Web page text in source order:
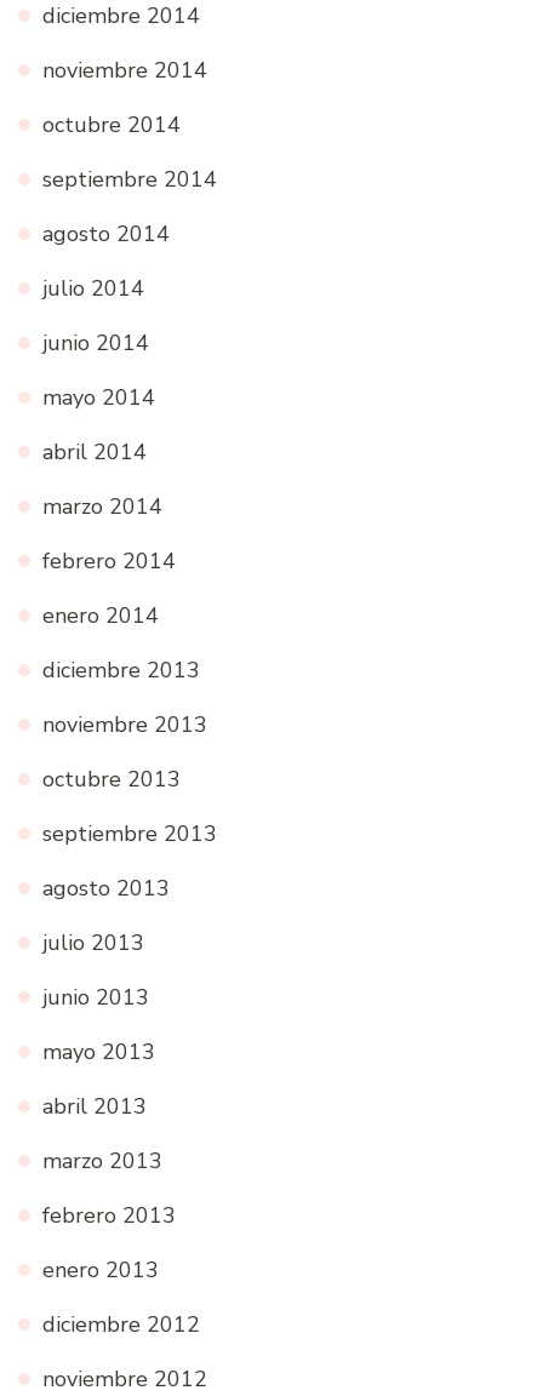
diciembre 2014
noviembre 2014
octubre 2014
septiembre 2014
agosto 2014
julio 2014
junio 2014
mayo 2014
abril 2014
marzo 2014
febrero 2014
enero 2014
diciembre 2013
noviembre 2013
octubre 2013
septiembre 2013
agosto 2013
julio 2013
junio 2013
mayo 2013
abril 2013
marzo 2013
febrero 2013
enero 2013
diciembre 2012
noviembre 2012